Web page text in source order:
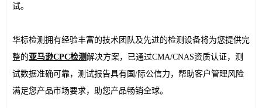
试。
华标检测拥有经验丰富的技术团队及先进的检测设备将为您提供完
整的亚马逊CPC检测解决方案，已通过CMA/CNAS资质认证，测
试数据准确可靠，测试报告具有国/际公信力，帮助客户管理风险
满足您产品市场要求，助您产品畅销全球。